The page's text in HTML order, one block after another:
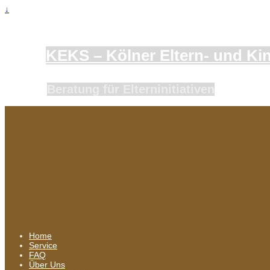
↓
KEKS – Kölner Eltern- und
Home
Service
FAQ
Über Uns